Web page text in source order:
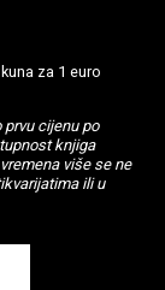
za 1 euro
cijenu po
knjiga
više se ne
ili u